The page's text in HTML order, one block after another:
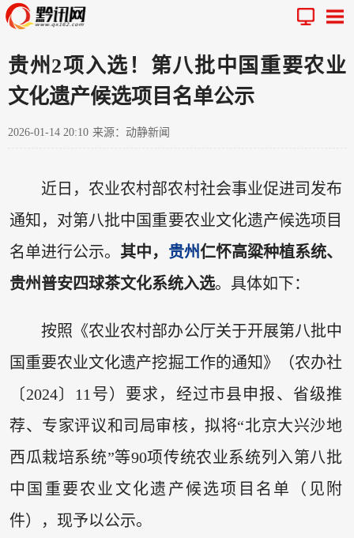
贵州2项入选！第八批中国重要农业
文化遗产候选项目名单公示
2026-01-14 20:10 来源：动静新闻
近日，农业农村部农村社会事业促进司发布
通知，对第八批中国重要农业文化遗产候选项目
名单进行公示。其中， 贵州仁怀高粱种植系统、
贵州普安四球茶文化系统入选。具体如下：
按照《农业农村部办公厅关于开展第八批中
国重要农业文化遗产挖掘工作的通知》（农办社
〔2024〕11号）要求，经过市县申报、省级推
荐、专家评议和司局审核，拟将“北京大兴沙地
西瓜栽培系统”等90项传统农业系统列入第八批
中国重要农业文化遗产候选项目名单（见附
件），现予以公示。